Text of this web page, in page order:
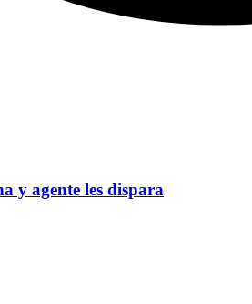
y agente les dispara